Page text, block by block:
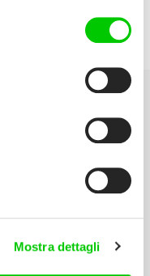
Mostra dettagli
Castel San